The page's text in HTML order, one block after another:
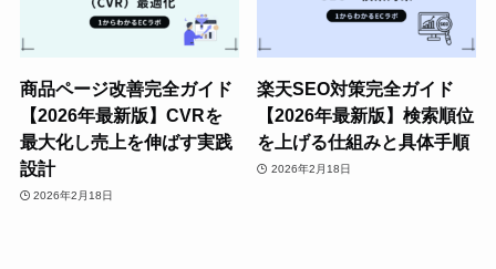
商品ページ改善完全ガイド
【2026年最新版】CVRを
最大化し売上を伸ばす実践
設計
2026年2月18日
楽天SEO対策完全ガイド
【2026年最新版】検索順位
を上げる仕組みと具体手順
2026年2月18日